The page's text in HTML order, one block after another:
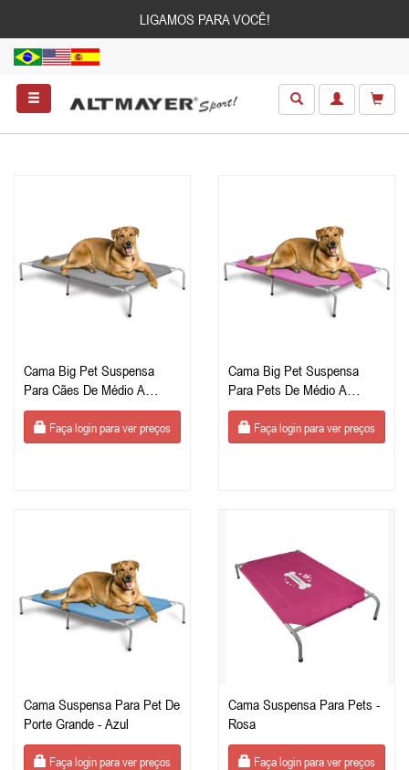
LIGAMOS PARA VOCÊ!
Cama Big Pet Suspensa
Para Cães De Médio A
Grande Porte
Faça login para ver preços
Cama Big Pet Suspensa
Para Pets De Médio A
Grande Porte
Faça login para ver preços
Cama Suspensa Para Pet De
Porte Grande - Azul
Faça login para ver preços
Cama Suspensa Para Pets -
Rosa
Faça login para ver preços